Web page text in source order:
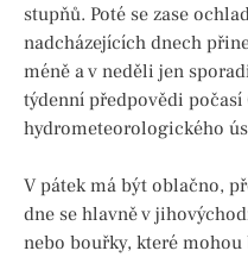
stupňů. Poté se zase
nadcházejících dnech
méně a v neděli jen
týdenní předpovědi počasí
hydrometeorologického
V pátek má být oblačno,
dne se hlavně v
nebo bouřky, které